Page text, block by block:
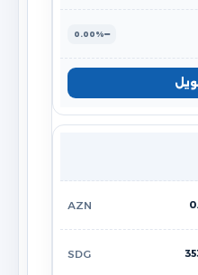
0.00%
AZN
SDG